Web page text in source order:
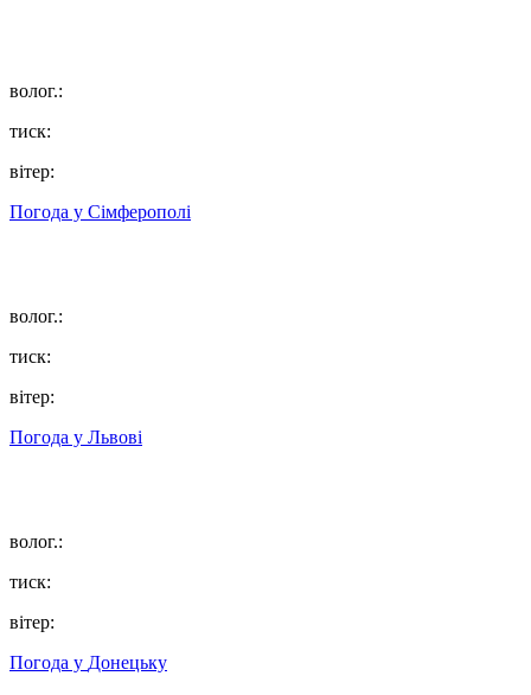
волог.:
тиск:
вітер:
Погода у Сімферополі
волог.:
тиск:
вітер:
Погода у Львові
волог.:
тиск:
вітер:
Погода у Донецьку